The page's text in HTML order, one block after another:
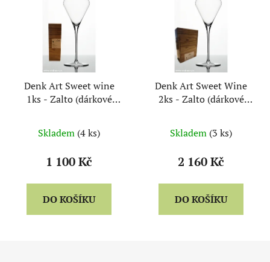
Denk Art Sweet wine
1ks - Zalto (dárkové
Skladem (4 ks)
1 100 Kč
DO KOŠÍKU
Denk Art Sweet Wine
2ks - Zalto (dárkové
Skladem (3 ks)
2 160 Kč
DO KOŠÍKU